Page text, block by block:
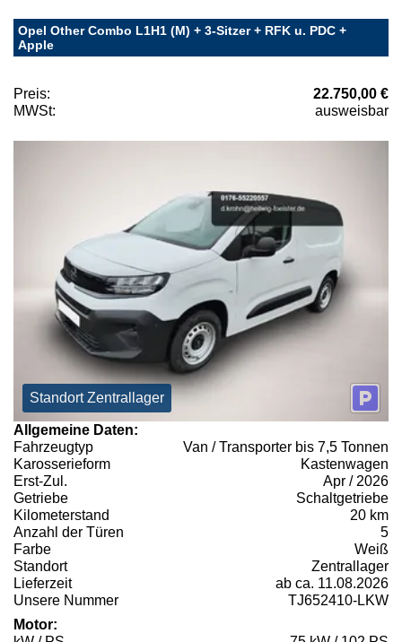
Opel Other Combo L1H1 (M) + 3-Sitzer + RFK u. PDC +
Apple
Preis:
22.750,00 €
MWSt:
ausweisbar
Standort Zentrallager
Allgemeine Daten:
Fahrzeugtyp
Van / Transporter bis 7,5 Tonnen
Karosserieform
Kastenwagen
Erst-Zul.
Apr / 2026
Getriebe
Schaltgetriebe
Kilometerstand
20 km
Anzahl der Türen
5
Farbe
Weiß
Standort
Zentrallager
Lieferzeit
ab ca. 11.08.2026
Unsere Nummer
TJ652410-LKW
Motor: